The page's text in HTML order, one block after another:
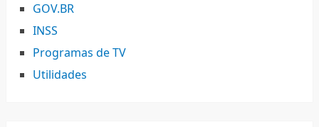
GOV.BR
INSS
Programas de TV
Utilidades